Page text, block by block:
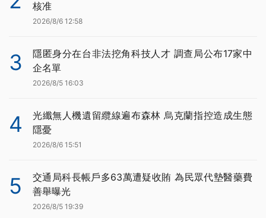
核准
2026/8/6 12:58
3
隱匿身分在台非法挖角科技人才 調查局公布17家中
企名單
2026/8/5 16:03
4
光纖無人機遺留纜線遍布森林 烏克蘭指控造成生態
隱憂
2026/8/6 15:51
5
交通局科長帳戶多63萬遭疑收賄 為民眾代墊醫藥費
善舉曝光
2026/8/5 19:39